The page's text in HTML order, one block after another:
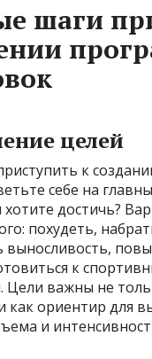
шаги
целей
к
себе на
достичь?
похудеть,
выносливость,
к
Цели важны не
как ориентир для
и